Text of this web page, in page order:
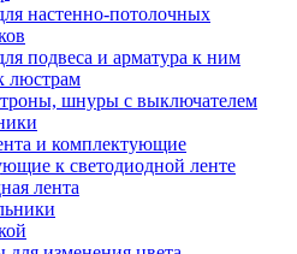
настенно-потолочных
подвеса и арматура к ним
люстрам
шнуры с выключателем
и комплектующие
к светодиодной ленте
лента